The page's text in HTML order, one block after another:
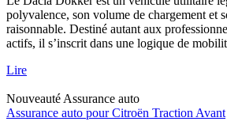
polyvalence, son volume de chargement et
raisonnable. Destiné autant aux
actifs, il s’inscrit dans une logique de
Lire
Nouveauté Assurance auto
Assurance auto pour Citroën Traction Avant